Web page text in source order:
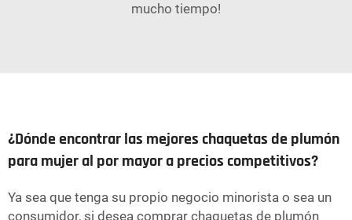
mucho tiempo!
¿Dónde encontrar las mejores chaquetas de plumón
para mujer al por mayor a precios competitivos?
Ya sea que tenga su propio negocio minorista o sea un
consumidor, si desea comprar chaquetas de plumón